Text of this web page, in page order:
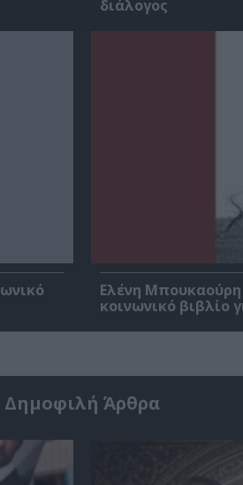
διάλογος
Ελένη
κοινωνικό βιβλίο
Δημοφιλή Άρθρα